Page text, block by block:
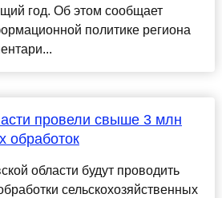
год. Об этом сообщает
политике региона
провели свыше 3 млн
обработок
области будут проводить
сельскохозяйственных